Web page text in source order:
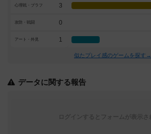
心理戦・ブラフ 3
攻防・戦闘 0
アート・外見 1
似たプレイ感のゲームを探す→
データに関する報告